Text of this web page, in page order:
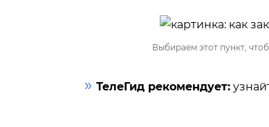
Выбираем этот пункт,
» ТелеГид рекомендует: